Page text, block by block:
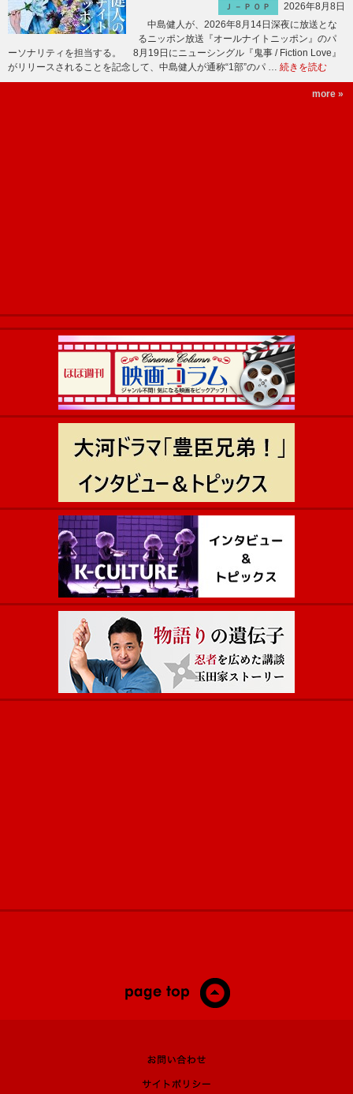
Ｊ－ＰＯＰ
2026年8月8日
中島健人が、2026年8月14日深夜に放送とな
るニッポン放送『オールナイトニッポン』のパ
ーソナリティを担当する。 8月19日にニューシングル『鬼事 / Fiction Love』
がリリースされることを記念して、中島健人が通称“1部”のパ … 続きを読む
more »